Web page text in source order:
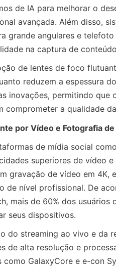
de IA para melhorar o
avançada. Além disso,
grande angulares e
na captura de
de lentes de foco
reduzem a espessura
inovações, permitindo que
comprometer a qualidade
por Vídeo e Fotografia
de mídia social
superiores de vídeo
gravação de vídeo em 4K,
de nível profissional. De
mais de 60% dos
seus dispositivos.
do streaming ao vivo e da
de alta resolução e
como GalaxyCore e e-con